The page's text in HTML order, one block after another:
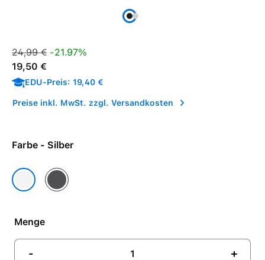
Verkaufspreis:
Regulärer Preis:
24,99 € -21.97%
19,50 €
EDU-Preis: 19,40 €
Preise inkl. MwSt. zzgl. Versandkosten
Farbe - Silber
Silber Space Grau
Menge
- +